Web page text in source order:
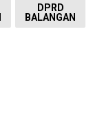
DPRD
BALANGAN